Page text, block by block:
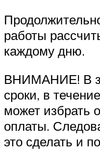
работы
каждому дню.
ВНИМАНИЕ! В
сроки, в
может избрать
оплаты.
это сделать и